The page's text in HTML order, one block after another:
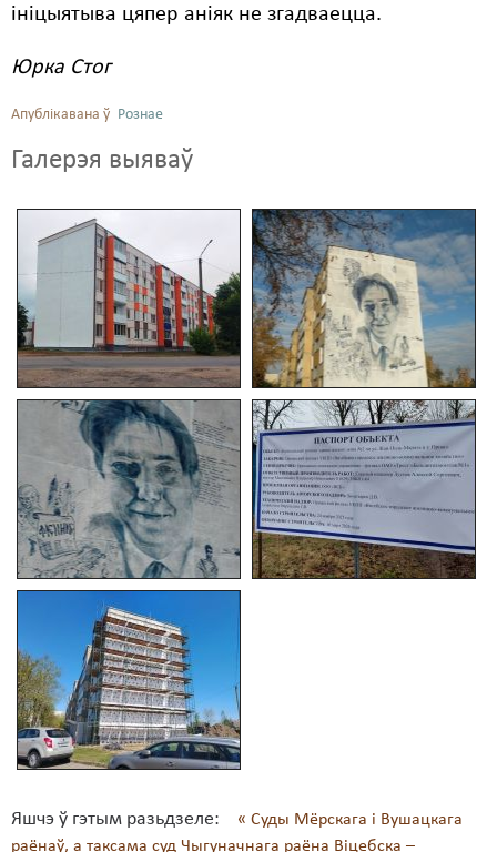
ініцыятыва цяпер аніяк не згадваецца.
Юрка Стог
Апублікавана ў Рознае
Галерэя выяваў
Яшчэ ў гэтым разьдзеле:
« Суды Мёрскага і Вушацкага
раёнаў, а таксама суд Чыгуначнага раёна Віцебска –